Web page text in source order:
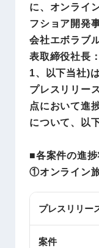
に、オンライ
フショア開発
会社エボラブ
表取締役社長
1、以下当社)
プレスリリー
点において進
について、以
■各案件の進
①オンライン
プレスリリー
案件